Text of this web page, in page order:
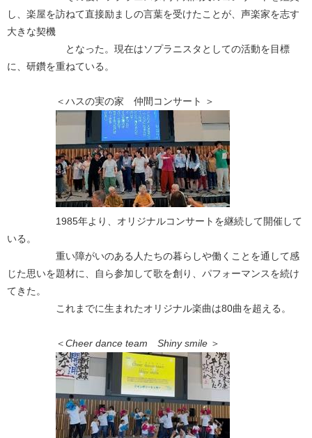
し、楽屋を訪ねて直接励ましの言葉を受けたことが、声楽家を志す
大きな契機
となった。現在はソプラニスタとしての活動を目標
に、研鑽を重ねている。
＜ハスの実の家 仲間コンサート ＞
1985年より、オリジナルコンサートを継続して開催して
いる。
重い障がいのある人たちの暮らしや働くことを通して感
じた思いを題材に、自ら参加して歌を創り、パフォーマンスを続け
てきた。
これまでに生まれたオリジナル楽曲は80曲を超える。
＜Cheer dance team Shiny smile ＞